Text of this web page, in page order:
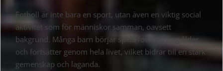
Fotboll är inte bara en sport, utan även en viktig social
aktivitet som för människor samman, oavsett
bakgrund. Många barn börjar spela fotboll i ung ålder
och fortsätter genom hela livet, vilket bidrar till en stark
gemenskap och laganda.